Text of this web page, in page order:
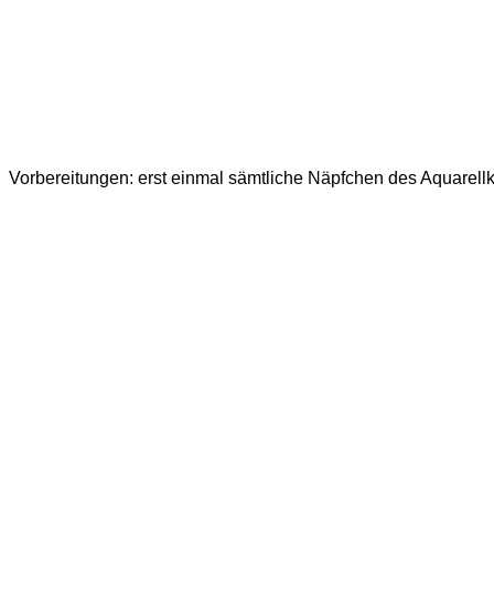
Vorbereitungen: erst einmal sämtliche Näpfchen des